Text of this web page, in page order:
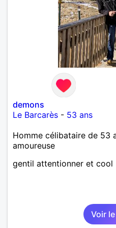
demons
Le Barcarès - 53 ans
Homme célibataire de 53
amoureuse
gentil attentionner et cool
Voir